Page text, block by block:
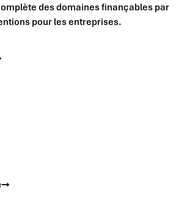
des domaines finançables par
pour les entreprises.